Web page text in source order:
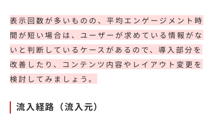
表示回数が多いものの、平均エンゲージメント時
間が短い場合は、ユーザーが求めている情報がな
いと判断しているケースがあるので、導入部分を
改善したり、コンテンツ内容やレイアウト変更を
検討してみましょう。
流入経路（流入元）